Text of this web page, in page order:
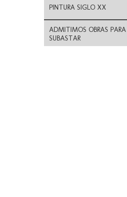
PINTURA SIGLO XX
ADMITIMOS OBRAS PARA
SUBASTAR